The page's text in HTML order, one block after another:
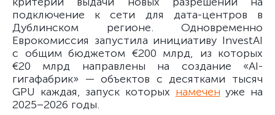
подключение к сети для дата-центров в
Дублинском регионе. Одновременно
Еврокомиссия запустила инициативу InvestAI
с общим бюджетом €200 млрд, из которых
€20 млрд направлены на создание «AI-
гигафабрик» — объектов с десятками тысяч
GPU каждая, запуск которых намечен уже на
2025–2026 годы.